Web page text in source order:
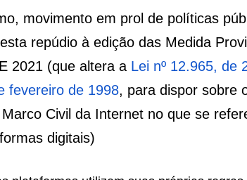
movimento em prol de
de startups, manifesta
1.068, DE 6 DE SETEMBRO
de abril de 2014 , e a Lei
1998, para dispor sobre o
do Marco Civil da